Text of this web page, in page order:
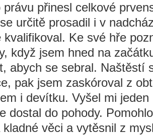
přinesl celkové
určitě prosadil i v
kvalifikoval. Ke své hře
když jsem hned na
abych se sebral. Naštěstí
pak jsem zaskóroval z
i devítku. Vyšel mi
dostal do pohody.
kladné věci a vytěsnil z